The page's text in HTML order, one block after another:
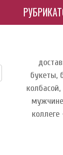
букеты,